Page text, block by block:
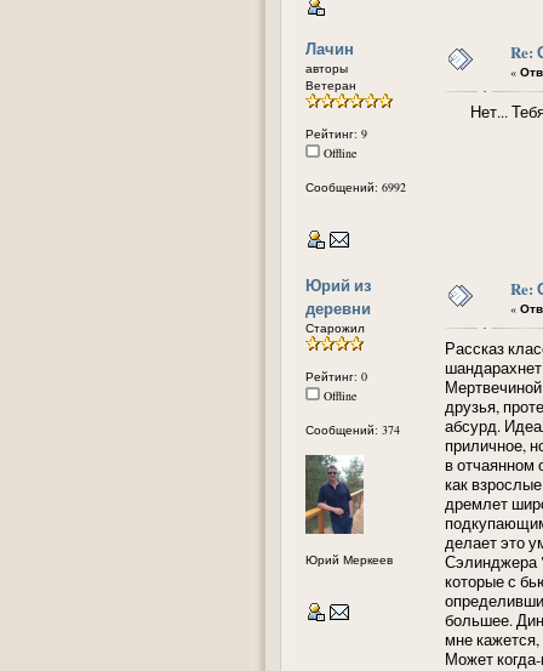
Лачин
авторы
Ветеран
Рейтинг: 9
Offline
Сообщений: 6992
Re:
«
Нет...
Юрий из
деревни
Старожил
Рейтинг: 0
Offline
Сообщений: 374
Юрий Меркеев
Re:
«
Рассказ
друзья,
абсурд.
приличное,
в отчаянном
как
дремлет
делает это
Сэлинджера
которые с
большее.
мне
Может